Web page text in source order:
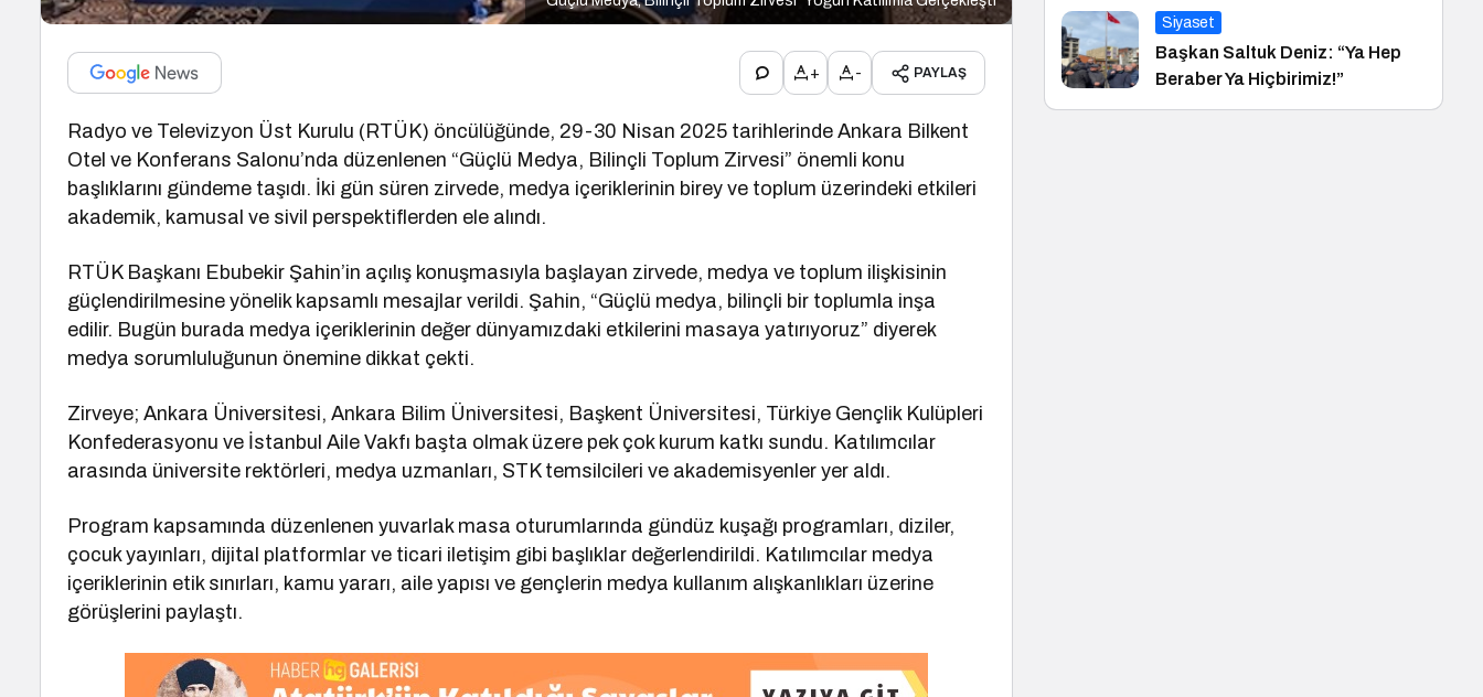
+ - PAYLAŞ
Radyo ve Televizyon Üst Kurulu (RTÜK) öncülüğünde, 29-30 Nisan 2025 tarihlerinde Ankara Bilkent
Otel ve Konferans Salonu’nda düzenlenen “Güçlü Medya, Bilinçli Toplum Zirvesi” önemli konu
başlıklarını gündeme taşıdı. İki gün süren zirvede, medya içeriklerinin birey ve toplum üzerindeki etkileri
akademik, kamusal ve sivil perspektiflerden ele alındı.
RTÜK Başkanı Ebubekir Şahin’in açılış konuşmasıyla başlayan zirvede, medya ve toplum ilişkisinin
güçlendirilmesine yönelik kapsamlı mesajlar verildi. Şahin, “Güçlü medya, bilinçli bir toplumla inşa
edilir. Bugün burada medya içeriklerinin değer dünyamızdaki etkilerini masaya yatırıyoruz” diyerek
medya sorumluluğunun önemine dikkat çekti.
Zirveye; Ankara Üniversitesi, Ankara Bilim Üniversitesi, Başkent Üniversitesi, Türkiye Gençlik Kulüpleri
Konfederasyonu ve İstanbul Aile Vakfı başta olmak üzere pek çok kurum katkı sundu. Katılımcılar
arasında üniversite rektörleri, medya uzmanları, STK temsilcileri ve akademisyenler yer aldı.
Program kapsamında düzenlenen yuvarlak masa oturumlarında gündüz kuşağı programları, diziler,
çocuk yayınları, dijital platformlar ve ticari iletişim gibi başlıklar değerlendirildi. Katılımcılar medya
içeriklerinin etik sınırları, kamu yararı, aile yapısı ve gençlerin medya kullanım alışkanlıkları üzerine
görüşlerini paylaştı.
Siyaset
Başkan Saltuk Deniz: “Ya Hep
Beraber Ya Hiçbirimiz!”